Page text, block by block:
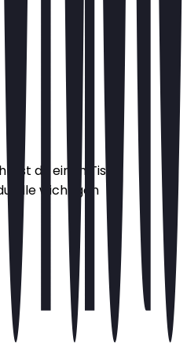
du einen Tisch
alle wichtigen